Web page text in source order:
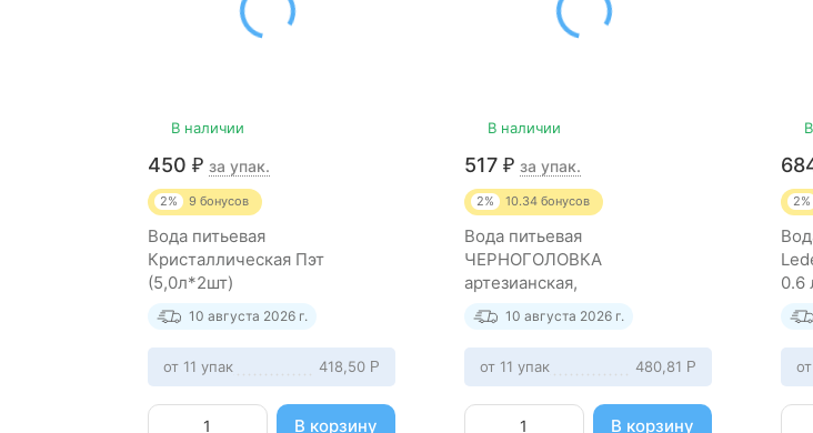
В наличии
450 ₽ за упак.
2% 9 бонусов
Вода питьевая
Кристаллическая Пэт
(5,0л*2шт)
10 августа 2026 г.
от 11 упак 418,50 Р
В корзину
В наличии
517 ₽ за упак.
2% 10.34 бонусов
Вода питьевая
ЧЕРНОГОЛОВКА
артезианская,
негазированная, ПЭТ 2.5 л (4
штуки)
10 августа 2026 г.
от 11 упак 480,81 Р
В корзину
2%
0.6